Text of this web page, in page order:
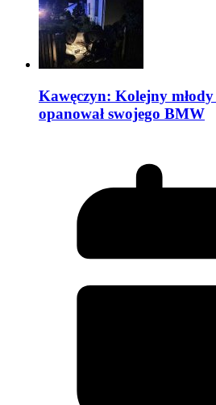
Kawęczyn: Kolejny
opanował swojego BMW